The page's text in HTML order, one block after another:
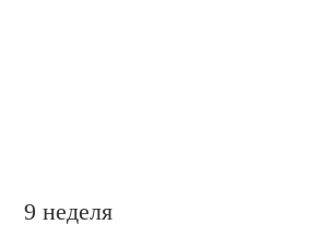
9 неделя